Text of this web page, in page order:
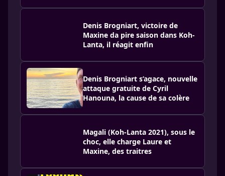
Denis Brogniart, victoire de
Maxine da pire saison dans Koh-
Lanta, il réagit enfin
Denis Brogniart s’agace, nouvelle
attaque gratuite de Cyril
Hanouna, la cause de sa colère
Magali (Koh-Lanta 2021), sous le
choc, elle charge Laure et
Maxine, des traitres